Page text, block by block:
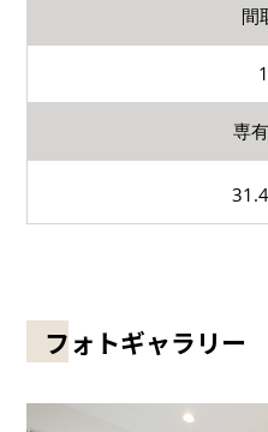
間
専
フォトギャラリー